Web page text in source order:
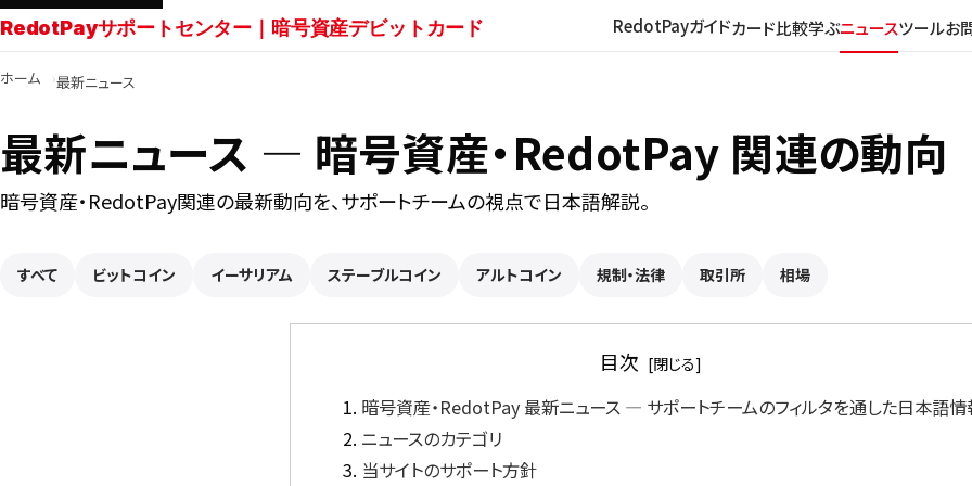
RedotPayサポートセンター｜暗号資産デビットカード RedotPayガイドカード比較学ぶニュースツールお
ホーム
最新ニュース
最新ニュース ― 暗号資産・RedotPay 関連の動向
暗号資産・RedotPay関連の最新動向を、サポートチームの視点で日本語解説。
すべて ビットコイン イーサリアム ステーブルコイン アルトコイン 規制・法律 取引所 相場
目次
暗号資産・RedotPay 最新ニュース ― サポートチームのフィルタを通した日本語情
ニュースのカテゴリ
当サイトのサポート方針